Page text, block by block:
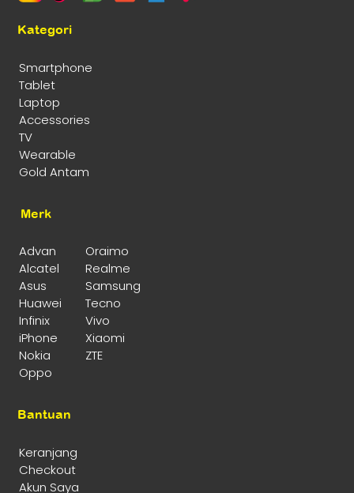
Kategori
Smartphone
Tablet
Laptop
Accessories
TV
Wearable
Gold Antam
Merk
Advan
Oraimo
Alcatel
Realme
Asus
Samsung
Huawei
Tecno
Infinix
Vivo
iPhone
Xiaomi
Nokia
ZTE
Oppo
Bantuan
Keranjang
Checkout
Akun Saya